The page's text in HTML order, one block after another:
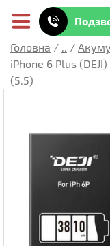
Головна / .. /
iPhone 6 Plus (DEJI)
(5.5)